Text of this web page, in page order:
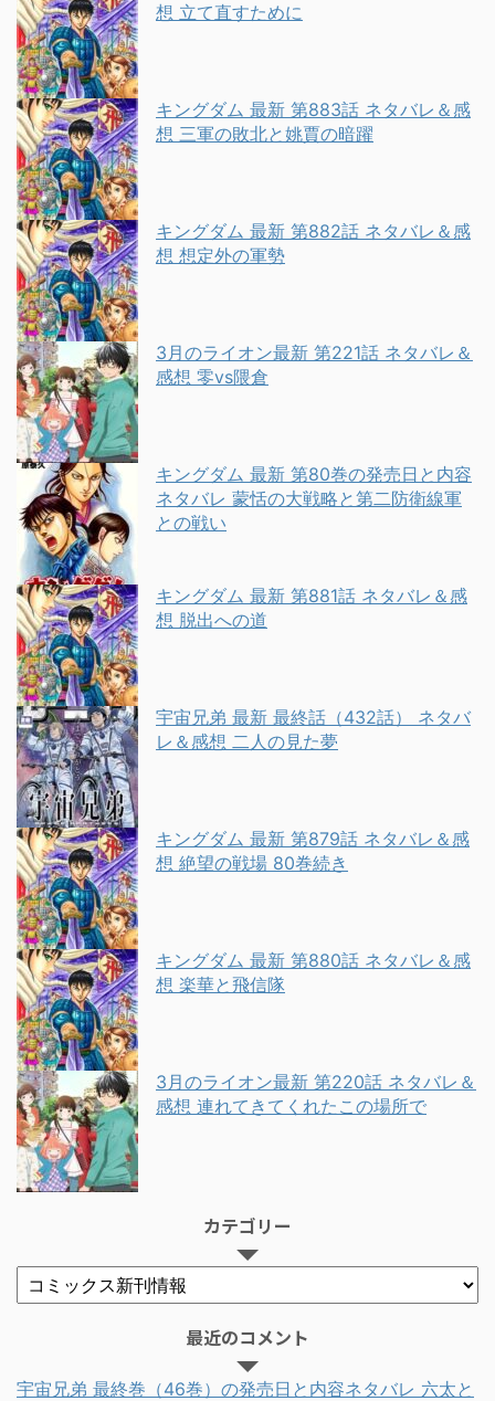
想 立て直すために
キングダム 最新 第883話 ネタバレ＆感
想 三軍の敗北と姚賈の暗躍
キングダム 最新 第882話 ネタバレ＆感
想 想定外の軍勢
3月のライオン最新 第221話 ネタバレ＆
感想 零vs隈倉
キングダム 最新 第80巻の発売日と内容
ネタバレ 蒙恬の大戦略と第二防衛線軍
との戦い
キングダム 最新 第881話 ネタバレ＆感
想 脱出への道
宇宙兄弟 最新 最終話（432話） ネタバ
レ＆感想 二人の見た夢
キングダム 最新 第879話 ネタバレ＆感
想 絶望の戦場 80巻続き
キングダム 最新 第880話 ネタバレ＆感
想 楽華と飛信隊
3月のライオン最新 第220話 ネタバレ＆
感想 連れてきてくれたこの場所で
カテゴリー
最近のコメント
宇宙兄弟 最終巻（46巻）の発売日と内容ネタバレ 六太と